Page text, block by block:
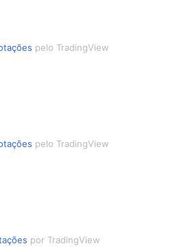
pelo TradingView
pelo TradingView
por TradingView